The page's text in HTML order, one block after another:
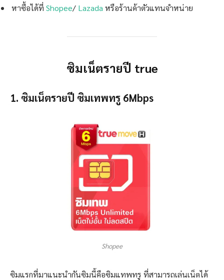
หาซื้อได้ที่ Shopee/ Lazada หรือร้านค้าตัวแทนจำหน่าย
ซิมเน็ตรายปี true
1. ซิมเน็ตรายปี ซิมเทพ​​ทรู 6Mbps
Shopee
ซิมแรกที่มาแนะนำกันซิมนี้คือซิมแทพทรู ที่สามารถเล่นเน็ตได้